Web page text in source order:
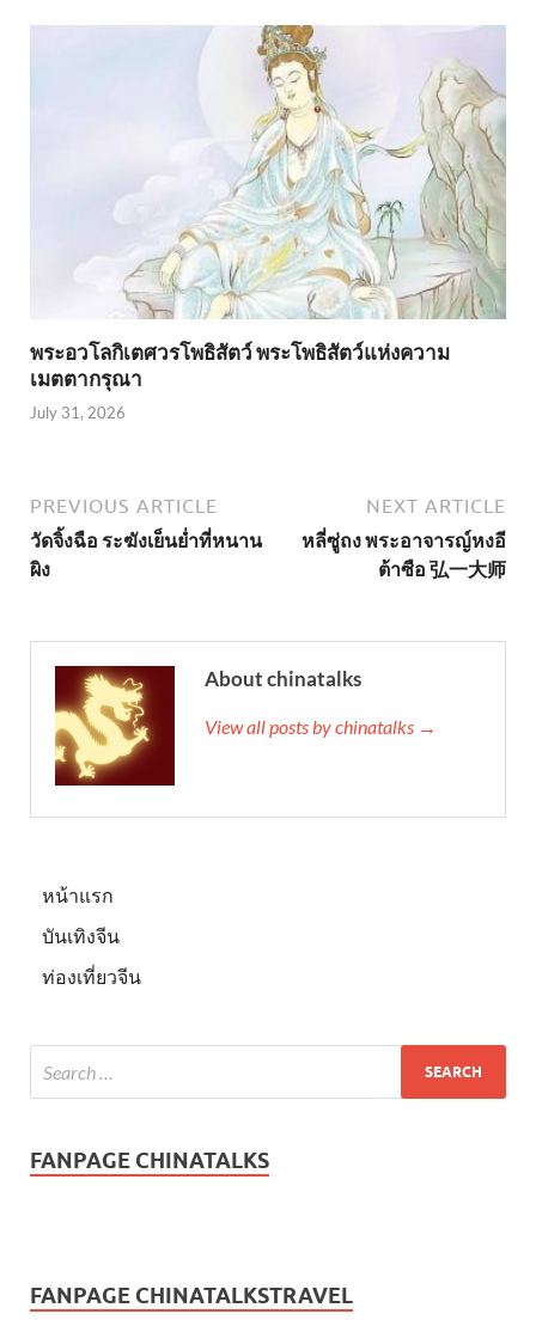
พระอวโลกิเตศวรโพธิสัตว์ พระโพธิสัตว์แห่งความ
เมตตากรุณา
July 31, 2026
PREVIOUS ARTICLE
วัดจิ้งฉือ ระฆังเย็นย่ำที่หนาน
ผิง
NEXT ARTICLE
หลี่ซู่ถง พระอาจารญ์หงอี
ต้าซือ 弘一大师
About chinatalks
View all posts by chinatalks →
หน้าแรก
บันเทิงจีน
ท่องเที่ยวจีน
FANPAGE CHINATALKS
FANPAGE CHINATALKSTRAVEL